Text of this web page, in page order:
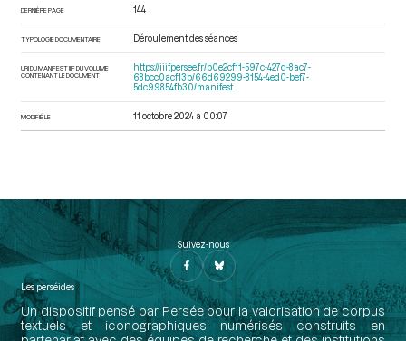
DERNIÈRE PAGE 144
TYPOLOGIE DOCUMENTAIRE Déroulement des séances
URI DU MANIFEST IIIF DU VOLUME
CONTENANT LE DOCUMENT
https://iiif.persee.fr/b0e2cf11-597c-427d-8ac7-
68bcc0acf13b/66d69299-8154-4ed0-bef7-
5dc99854fb30/manifest
MODIFIÉ LE 11 octobre 2024 à 00:07
Suivez-nous
Les perséides
Un dispositif pensé par Persée pour la valorisation de corpus
textuels et iconographiques numérisés construits en